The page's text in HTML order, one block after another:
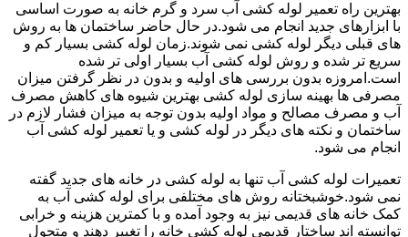
بهترین راه تعمیر لوله کشی آب سرد و گرم خانه به صورت اساسی
با ابزارهای جدید انجام می شود.در حال حاضر ساختمان ها به روش
های قبلی دیگر لوله کشی نمی شوند.زمان لوله کشی بسیار کم و
سریع تر شده و روش لوله کشی آب بسیار اولی تر شده
است.امروزه بدون بررسی های اولیه و بدون در نظر گرفتن میزان
مصرفی ها بهینه سازی لوله کشی بهترین شیوه های کاهش مصرف
آب و مصرف مصالح و مواد اولیه بدون توجه به میزان فشار لازم در
ساختمان و نکته های دیگر در لوله کشی و یا تعمیر لوله کشی آب
انجام می شود.
تعمیرات لوله کشی آب تنها به لوله کشی در خانه های جدید گفته
نمی شود.خوشبختانه روش های مختلفی برای لوله کشی آب به
کمک خانه های قدیمی نیز به وجود آمده و با کمترین هزینه و خرابی
توانسته اند ساختار قدیمی لوله کشی خانه را تغییر دهند و متحول